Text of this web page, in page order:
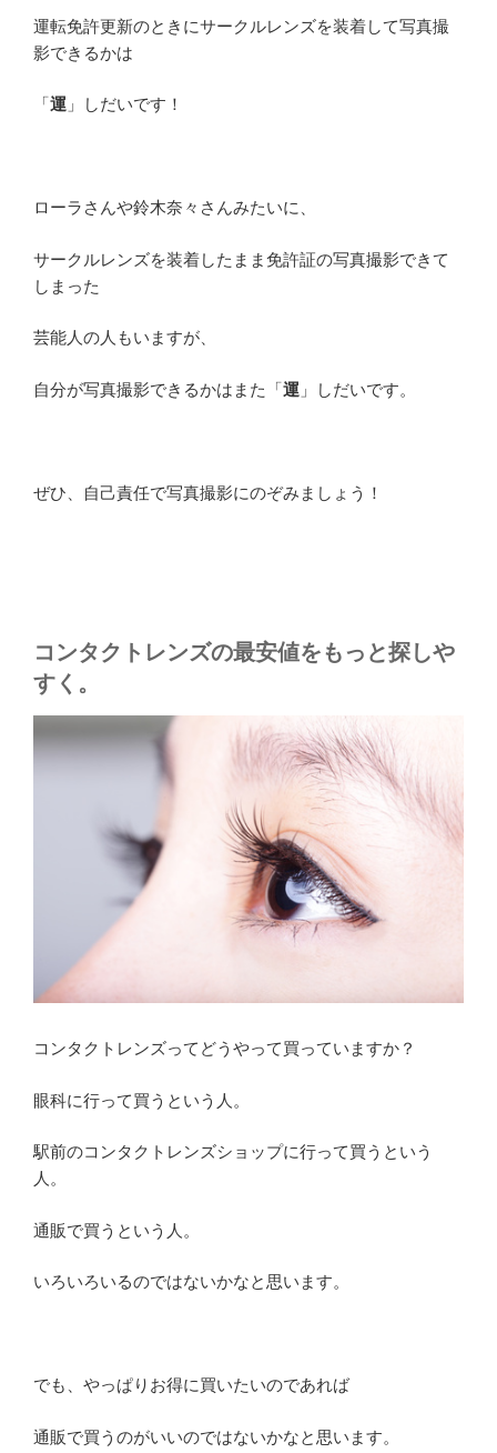
運転免許更新のときにサークルレンズを装着して写真撮
影できるかは
「 運 」しだいです！
ローラさんや鈴木奈々さんみたいに、
サークルレンズを装着したまま免許証の写真撮影できて
しまった
芸能人の人もいますが、
自分が写真撮影できるかはまた「運 」しだいです。
ぜひ、自己責任で写真撮影にのぞみましょう！
コンタクトレンズの最安値をもっと探しや
すく。
コンタクトレンズってどうやって買っていますか？
眼科に行って買うという人。
駅前のコンタクトレンズショップに行って買うという
人。
通販で買うという人。
いろいろいるのではないかなと思います。
でも、やっぱりお得に買いたいのであれば
通販で買うのがいいのではないかなと思います。